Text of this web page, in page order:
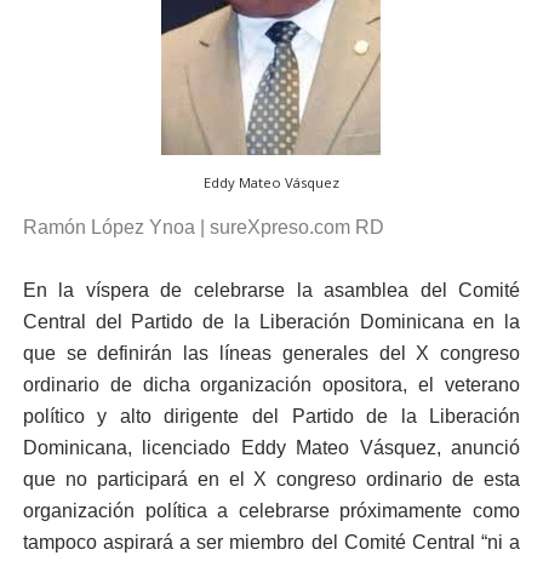
Eddy Mateo Vásquez
Ramón López Ynoa | sureXpreso.com RD
En la víspera de celebrarse la asamblea del Comité
Central del Partido de la Liberación Dominicana en la
que se definirán las líneas generales del X congreso
ordinario de dicha organización opositora, el veterano
político y alto dirigente del Partido de la Liberación
Dominicana, licenciado Eddy Mateo Vásquez, anunció
que no participará en el X congreso ordinario de esta
organización política a celebrarse próximamente como
tampoco aspirará a ser miembro del Comité Central “ni a